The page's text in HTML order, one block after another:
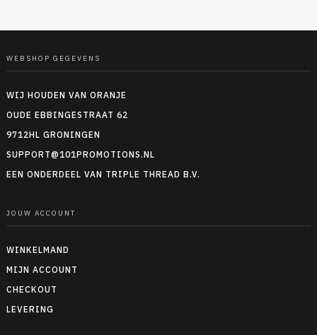
WEBSHOP GEGEVENS
WIJ HOUDEN VAN ORANJE
OUDE EBBINGESTRAAT 62
9712HL GRONINGEN
SUPPORT@101PROMOTIONS.NL
EEN ONDERDEEL VAN TRIPLE THREAD B.V.
JOUW ACCOUNT
WINKELMAND
MIJN ACCOUNT
CHECKOUT
LEVERING